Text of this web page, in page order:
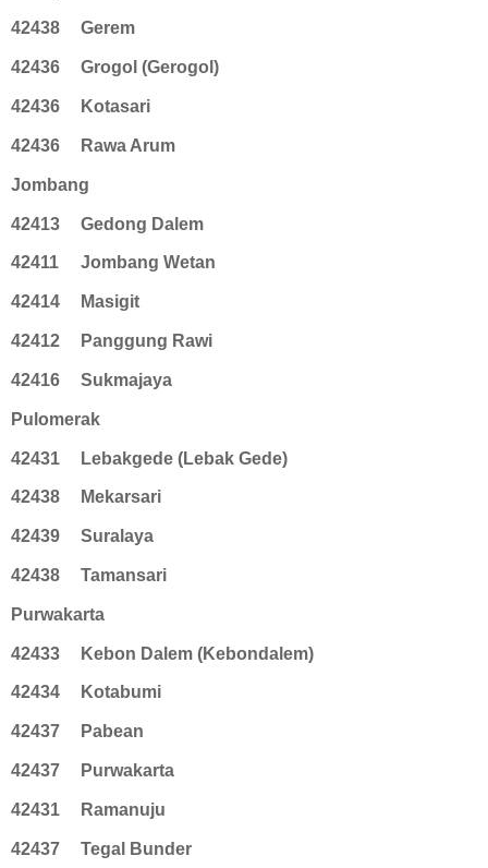
42438 Gerem
42436 Grogol (Gerogol)
42436 Kotasari
42436 Rawa Arum
Jombang
42413 Gedong Dalem
42411 Jombang Wetan
42414 Masigit
42412 Panggung Rawi
42416 Sukmajaya
Pulomerak
42431 Lebakgede (Lebak Gede)
42438 Mekarsari
42439 Suralaya
42438 Tamansari
Purwakarta
42433 Kebon Dalem (Kebondalem)
42434 Kotabumi
42437 Pabean
42437 Purwakarta
42431 Ramanuju
42437 Tegal Bunder